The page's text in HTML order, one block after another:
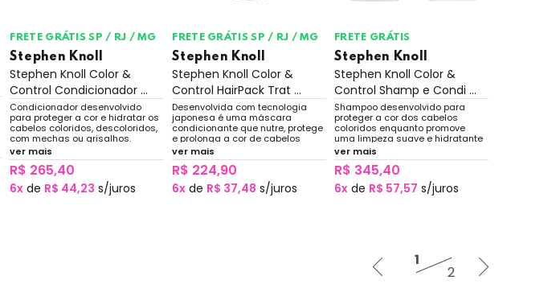
FRETE GRÁTIS SP / RJ / MG
Stephen Knoll
Stephen Knoll Color &
Control Condicionador ...
Condicionador desenvolvido
para proteger a cor e hidratar os
cabelos coloridos, descoloridos,
com mechas ou grisalhos.
Proteção da cor, Hidratação leve,
reparacao capilar, brilho e
maciez
ver mais
R$ 265,40
6x de R$ 44,23 s/juros
FRETE GRÁTIS SP / RJ / MG
Stephen Knoll
Stephen Knoll Color &
Control HairPack Trat ...
Desenvolvida com tecnologia
japonesa é uma máscara
condicionante que nutre, protege
e prolonga a cor de cabelos
coloridos, loiros e mechas.
Fórmula enriquecida com ácido
hialurônico, ceramidas e
aminoácidos
ver mais
R$ 224,90
6x de R$ 37,48 s/juros
FRETE GRÁTIS
Stephen Knoll
Stephen Knoll Color &
Control Shamp e Condi ...
Shampoo desenvolvido para
proteger a cor dos cabelos
coloridos enquanto promove
uma limpeza suave e hidratante
Condicionador desenvolvido
para proteger a cor e hidratar os
cabelos coloridos, descoloridos,
com mechas ou grisalhos
ver mais
R$ 345,40
6x de R$ 57,57 s/juros
1
2